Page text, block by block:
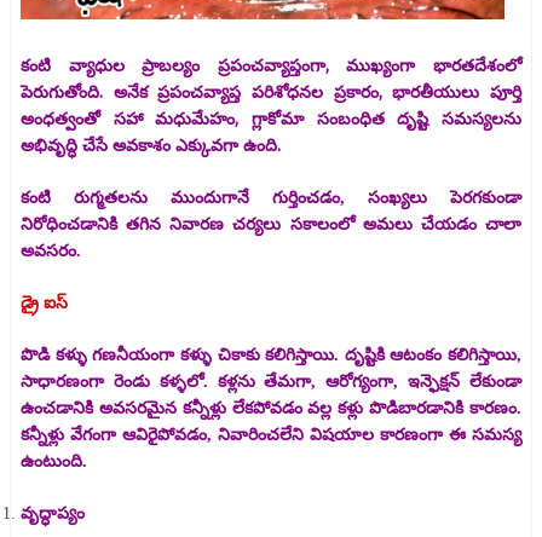
కంటి వ్యాధుల ప్రాబల్యం ప్రపంచవ్యాప్తంగా, ముఖ్యంగా భారతదేశంలో
పెరుగుతోంది. అనేక ప్రపంచవ్యాప్త పరిశోధనల ప్రకారం, భారతీయులు పూర్తి
అంధత్వంతో సహా మధుమేహం, గ్లాకోమా సంబంధిత దృష్టి సమస్యలను
అభివృద్ధి చేసే అవకాశం ఎక్కువగా ఉంది.
కంటి రుగ్మతలను ముందుగానే గుర్తించడం, సంఖ్యలు పెరగకుండా
నిరోధించడానికి తగిన నివారణ చర్యలు సకాలంలో అమలు చేయడం చాలా
అవసరం.
డ్రై ఐస్
పొడి కళ్ళు గణనీయంగా కళ్ళు చికాకు కలిగిస్తాయి. దృష్టికి ఆటంకం కలిగిస్తాయి,
సాధారణంగా రెండు కళ్ళలో. కళ్లను తేమగా, ఆరోగ్యంగా, ఇన్ఫెక్షన్ లేకుండా
ఉంచడానికి అవసరమైన కన్నీళ్లు లేకపోవడం వల్ల కళ్లు పొడిబారడానికి కారణం.
కన్నీళ్లు వేగంగా ఆవిరైపోవడం, నివారించలేని విషయాల కారణంగా ఈ సమస్య
ఉంటుంది.
వృద్ధాప్యం